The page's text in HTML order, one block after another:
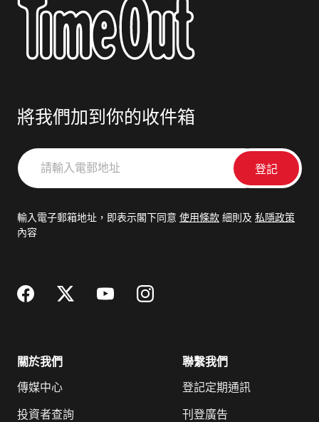
將我們加到你的收件箱
請
輸
郵
輸入電子郵箱地址，即表示閣下同意 使用條款 細則及 私隱政策
內容
關於我們
傳媒中心
投資者查詢
聯繫我們
登記定期通訊
刊登廣告